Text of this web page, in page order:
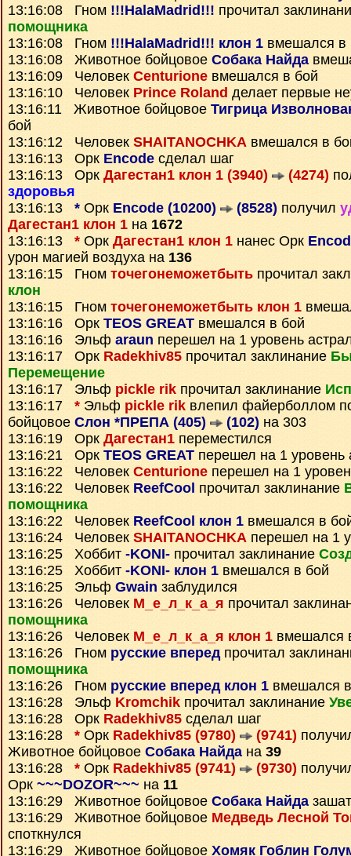
13:16:08 Гном !!!HalaMadrid!!! прочитал
помощника
13:16:08 Гном !!!HalaMadrid!!! клон 1 вмешался в
13:16:08 Животное бойцовое Собака Найда
13:16:09 Человек Centurione вмешался в бой
13:16:10 Человек Prince Roland делает первые
13:16:11 Животное бойцовое Тигрица
бой
13:16:12 Человек SHAITANOCHKA вмешался в
13:16:13 Орк Encode сделал шаг
13:16:13 Орк Дагестан1 клон 1 (3940) (4274)
здоровья
13:16:13 * Орк Encode (10200) (8528) получил
Дагестан1 клон 1 на 1672
13:16:13 * Орк Дагестан1 клон 1 нанес Орк
урон магией воздуха на 136
13:16:15 Гном точегонеможетбыть прочитал
клон
13:16:15 Гном точегонеможетбыть клон 1
13:16:16 Орк TEOS GREAT вмешался в бой
13:16:16 Эльф araun перешел на 1 уровень
13:16:17 Орк Radekhiv85 прочитал заклинание
Перемещение
13:16:17 Эльф pickle rik прочитал заклинание
13:16:17 * Эльф pickle rik влепил файерболлом
бойцовое Слон *ПРЕПА (405) (102) на 303
13:16:19 Орк Дагестан1 переместился
13:16:21 Орк TEOS GREAT перешел на 1 уровень
13:16:22 Человек Centurione перешел на 1
13:16:22 Человек ReefCool прочитал заклинание
помощника
13:16:22 Человек ReefCool клон 1 вмешался в
13:16:24 Человек SHAITANOCHKA перешел на 1
13:16:25 Хоббит -KONI- прочитал заклинание
13:16:25 Хоббит -KONI- клон 1 вмешался в бой
13:16:25 Эльф Gwain заблудился
13:16:26 Человек М_е_л_к_а_я прочитал
помощника
13:16:26 Человек М_е_л_к_а_я клон 1 вмешался
13:16:26 Гном русские впередпрочитал
помощника
13:16:26 Гном русские вперед клон 1 вмешался
13:16:28 Эльф Kromchik прочитал заклинание
13:16:28 Орк Radekhiv85 сделал шаг
13:16:28 * Орк Radekhiv85 (9780) (9741)
Животное бойцовое Собака Найда на 39
13:16:28 * Орк Radekhiv85 (9741) (9730)
Орк ~~~DOZOR~~~ на 11
13:16:29 Животное бойцовое Собака Найда
13:16:29 Животное бойцовое Медведь Лесной
споткнулся
13:16:29 Животное бойцовое Хомяк Гоблин